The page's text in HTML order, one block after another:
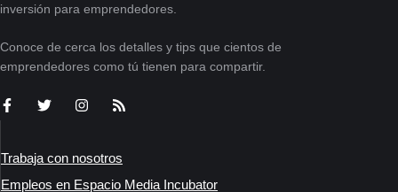
inversión para emprendedores.
Conoce de cerca los detalles y tips que cientos de
emprendedores como tú tienen para compartir.
Trabaja con nosotros
Empleos en Espacio Media Incubator